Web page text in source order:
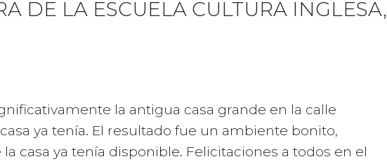
DE LA ESCUELA CULTURA INGLESA,
la antigua casa grande en la calle
ya tenía. El resultado fue un ambiente bonito,
casa ya tenía disponible. Felicitaciones a todos en el